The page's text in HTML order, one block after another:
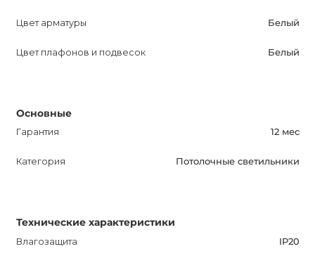
Цвет арматуры Белый
Цвет плафонов и подвесок Белый
Основные
Гарантия 12 мес
Категория Потолочные светильники
Технические характеристики
Влагозащита IP20